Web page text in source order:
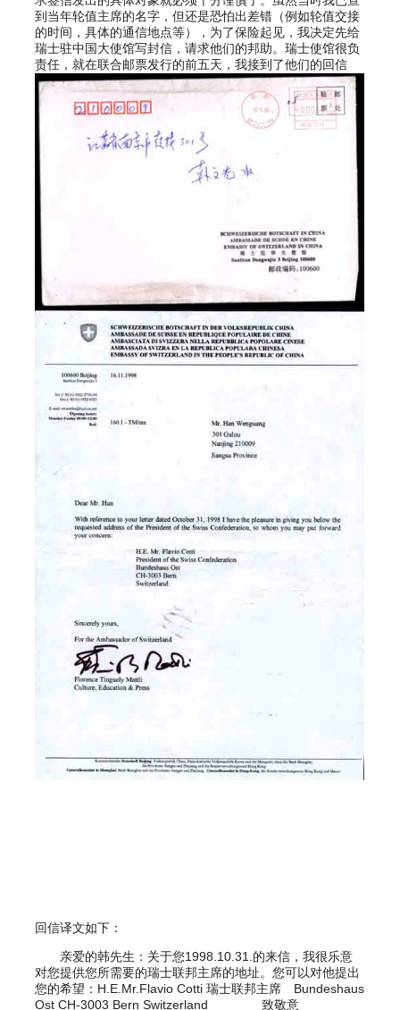
到当年轮值主席的名字，但还是恐怕出差错（例如轮值交接
的时间，具体的通信地点等），为了保险起见，我决定先给
瑞士驻中国大使馆写封信，请求他们的邦助。瑞士使馆很负
责任，就在联合邮票发行的前五天，我接到了他们的回信
回信译文如下：
亲爱的韩先生：关于您1998.10.31.的来信，我很乐意
对您提供您所需要的瑞士联邦主席的地址。您可以对他提出
您的希望：H.E.Mr.Flavio Cotti 瑞士联邦主席 Bundeshaus
Ost CH-3003 Bern Switzerland 致敬意